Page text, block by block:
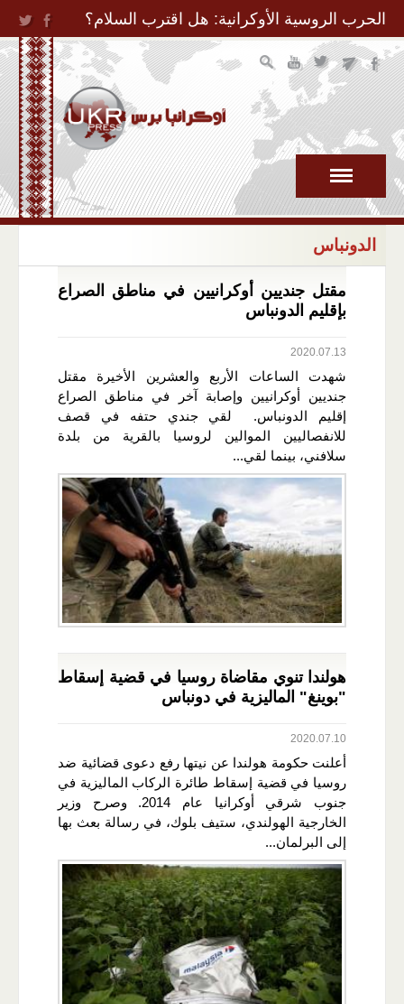
Jump to Navigation
الحرب الروسية الأوكرانية: هل اقترب السلام؟
الدونباس
مقتل جنديين أوكرانيين في مناطق الصراع
بإقليم الدونباس
2020.07.13
شهدت الساعات الأربع والعشرين الأخيرة مقتل
جنديين أوكرانيين وإصابة آخر في مناطق الصراع
إقليم الدونباس. لقي جندي حتفه في قصف
للانفصاليين الموالين لروسيا بالقرية من بلدة
سلافني، بينما لقي...
هولندا تنوي مقاضاة روسيا في قضية إسقاط
"بوينغ" الماليزية في دونباس
2020.07.10
أعلنت حكومة هولندا عن نيتها رفع دعوى قضائية ضد
روسيا في قضية إسقاط طائرة الركاب الماليزية في
جنوب شرقي أوكرانيا عام 2014. وصرح وزير
الخارجية الهولندي، ستيف بلوك، في رسالة بعث بها
إلى البرلمان...